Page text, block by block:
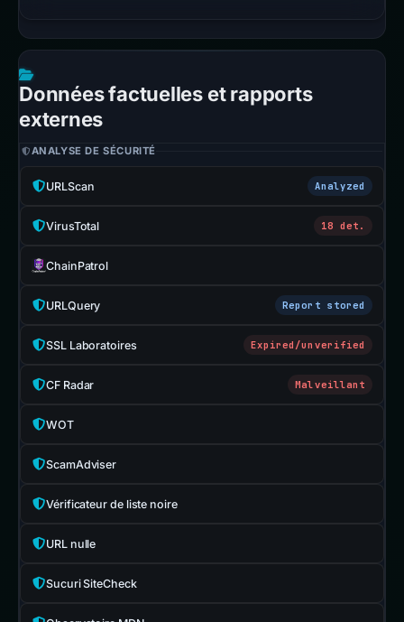
Données factuelles et rapports
externes
ANALYSE DE SÉCURITÉ
URLScan Analyzed
VirusTotal 18 det.
ChainPatrol
URLQuery Report stored
SSL Laboratoires Expired/unverified
CF Radar Malveillant
WOT
ScamAdviser
Vérificateur de liste noire
URL nulle
Sucuri SiteCheck